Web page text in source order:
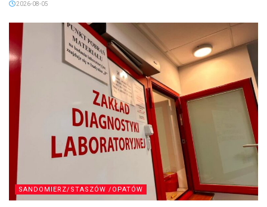
2026-08-05
SANDOMIERZ/STASZÓW /OPATÓW